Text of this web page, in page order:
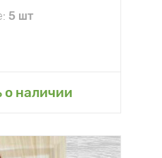
5 шт
о наличии